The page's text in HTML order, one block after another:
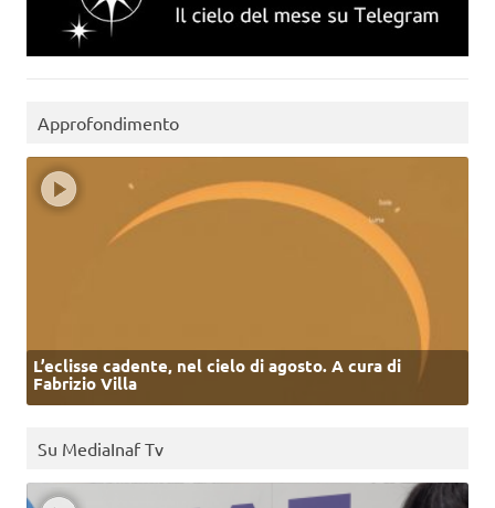
Approfondimento
L’eclisse cadente, nel cielo di agosto. A cura di
Fabrizio Villa
Su MediaInaf Tv